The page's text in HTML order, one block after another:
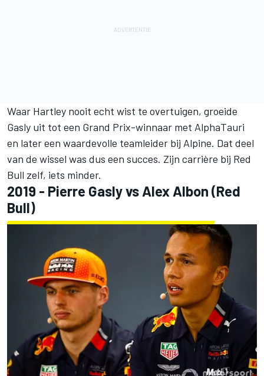
Waar Hartley nooit echt wist te overtuigen, groeide
Gasly uit tot een Grand Prix-winnaar met AlphaTauri
en later een waardevolle teamleider bij Alpine. Dat deel
van de wissel was dus een succes. Zijn carrière bij Red
Bull zelf, iets minder.
2019 - Pierre Gasly vs Alex Albon (Red
Bull)